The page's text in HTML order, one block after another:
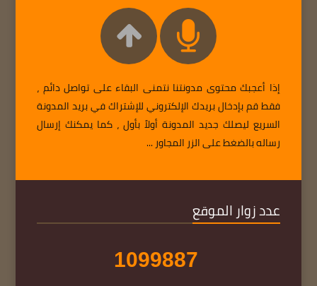
إذا أعجبك محتوى مدونتنا نتمنى البقاء على تواصل دائم ،
فقط قم بإدخال بريدك الإلكتروني للإشتراك في بريد المدونة
السريع ليصلك جديد المدونة أولاً بأول ، كما يمكنك إرسال
رساله بالضغط على الزر المجاور ...
عدد زوار الموقع
1099887